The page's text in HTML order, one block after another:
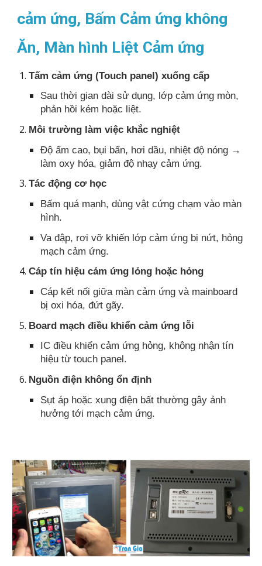
cảm ứng, Bấm Cảm ứng không
Ăn, Màn hình Liệt Cảm ứng
Tấm cảm ứng (Touch panel) xuống cấp
Sau thời gian dài sử dụng, lớp cảm ứng mòn,
phản hồi kém hoặc liệt.
Môi trường làm việc khắc nghiệt
Độ ẩm cao, bụi bẩn, hơi dầu, nhiệt độ nóng →
làm oxy hóa, giảm độ nhạy cảm ứng.
Tác động cơ học
Bấm quá mạnh, dùng vật cứng chạm vào màn
hình.
Va đập, rơi vỡ khiến lớp cảm ứng bị nứt, hỏng
mạch cảm ứng.
Cáp tín hiệu cảm ứng lỏng hoặc hỏng
Cáp kết nối giữa màn cảm ứng và mainboard
bị oxi hóa, đứt gãy.
Board mạch điều khiển cảm ứng lỗi
IC điều khiển cảm ứng hỏng, không nhận tín
hiệu từ touch panel.
Nguồn điện không ổn định
Sụt áp hoặc xung điện bất thường gây ảnh
hưởng tới mạch cảm ứng.